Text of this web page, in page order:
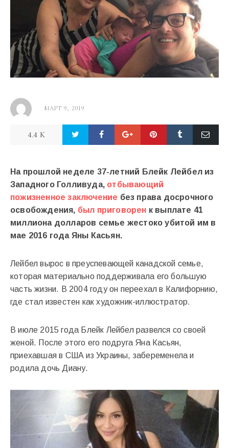
МАРТ 9, 2019
4.4 K
На прошлой неделе 37-летний Блейк Лейбел из
Западного Голливуда, отбывающий
пожизненное заключение без права досрочного
освобождения, был приговорен к выплате 41
миллиона долларов семье жестоко убитой им в
мае 2016 года Яны Касьян.
Лейбел вырос в преуспевающей канадской семье,
которая материально поддерживала его большую
часть жизни. В 2004 году он переехал в Калифорнию,
где стал известен как художник-иллюстратор.
В июле 2015 года Блейк Лейбел развелся со своей
женой. После этого его подруга Яна Касьян,
приехавшая в США из Украины, забеременела и
родила дочь Диану.